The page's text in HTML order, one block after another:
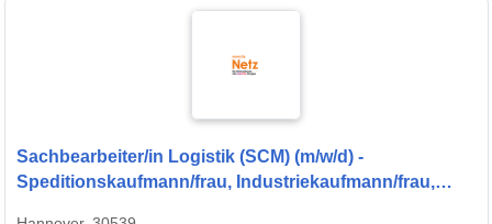
Sachbearbeiter/in Logistik (SCM) (m/w/d) -
Speditionskaufmann/frau, Industriekaufmann/frau,